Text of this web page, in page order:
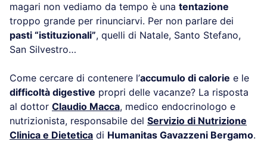
magari non vediamo da tempo è una tentazione
troppo grande per rinunciarvi. Per non parlare dei
pasti “istituzionali”, quelli di Natale, Santo Stefano,
San Silvestro…
Come cercare di contenere l’accumulo di calorie e le
difficoltà digestive propri delle vacanze? La risposta
al dottor Claudio Macca, medico endocrinologo e
nutrizionista, responsabile del Servizio di Nutrizione
Clinica e Dietetica di Humanitas Gavazzeni Bergamo.